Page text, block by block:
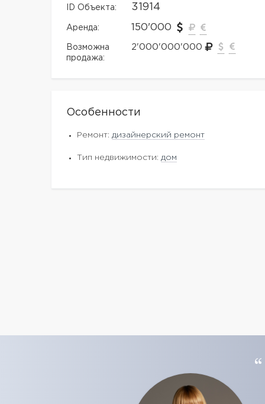
ID Объекта: 31914
Аренда: 150'000
Возможна
продажа:
2'000'000'000
Особенности
Ремонт: дизайнерский ремонт
Тип недвижимости: дом